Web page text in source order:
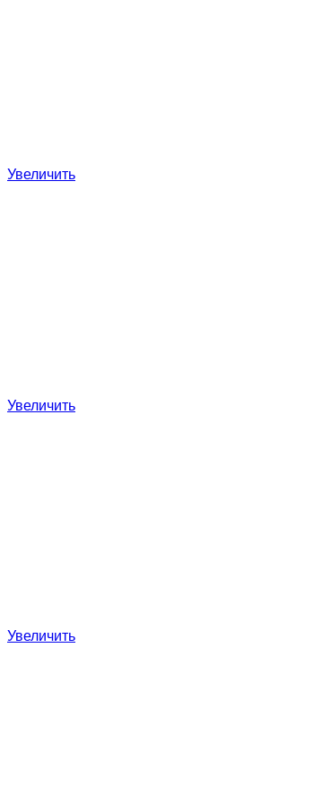
Увеличить
Увеличить
Увеличить